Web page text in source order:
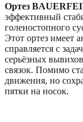
Ортез
эффективный
голеностопного
Этот ортез имеет
справляется с
серьёзных
связок. Помимо
движения, но
пятки на носок.